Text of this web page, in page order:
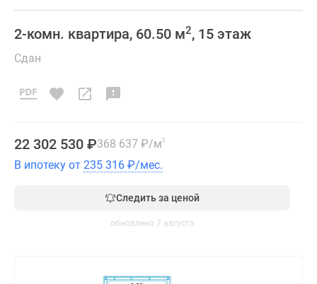
2-комн. квартира, 60.50 м2, 15 этаж
Сдан
22 302 530 ₽368 637 ₽/м2
В ипотеку от 235 316 ₽/мес.
Следить за ценой
обновлено 7 августа